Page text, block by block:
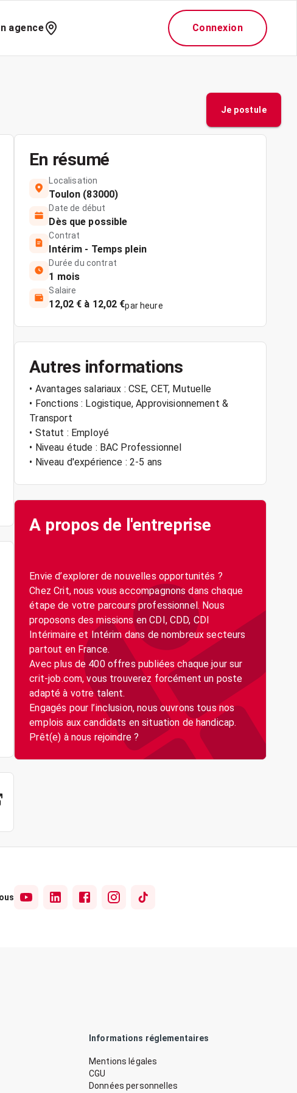
agence Connexion
Je postule
En résumé
Localisation
Toulon (83000)
Date de début
Dès que possible
Contrat
Intérim - Temps plein
Durée du contrat
1 mois
Salaire
12,02 € à 12,02 €par heure
Autres informations
• Avantages salariaux : CSE, CET, Mutuelle
• Fonctions : Logistique, Approvisionnement &
Transport
• Statut : Employé
• Niveau étude : BAC Professionnel
• Niveau d'expérience : 2-5 ans
A propos de l'entreprise
Envie d’explorer de nouvelles opportunités ?
Chez Crit, nous vous accompagnons dans chaque
étape de votre parcours professionnel. Nous
proposons des missions en CDI, CDD, CDI
Intérimaire et Intérim dans de nombreux secteurs
partout en France.
Avec plus de 400 offres publiées chaque jour sur
crit-job.com, vous trouverez forcément un poste
adapté à votre talent.
Engagés pour l’inclusion, nous ouvrons tous nos
emplois aux candidats en situation de handicap.
Informations réglementaires
Mentions légales
CGU
Données personnelles